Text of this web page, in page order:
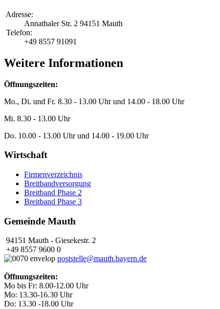
Adresse:
Annathaler Str. 2 94151 Mauth
Telefon:
+49 8557 91091
Weitere Informationen
Öffnungszeiten:
Mo., Di. und Fr. 8.30 - 13.00 Uhr und 14.00 - 18.00 Uhr
Mi. 8.30 - 13.00 Uhr
Do. 10.00 - 13.00 Uhr und 14.00 - 19.00 Uhr
Wirtschaft
Firmenverzeichnis
Breitbandversorgung
Breitband Phase 2
Breitband Phase 3
Gemeinde Mauth
94151 Mauth - Giesekestr. 2
+49 8557 9600 0
poststelle@mauth.bayern.de
Öffnungszeiten:
Mo bis Fr: 8.00-12.00 Uhr
Mo: 13.30-16.30 Uhr
Do: 13.30 -18.00 Uhr